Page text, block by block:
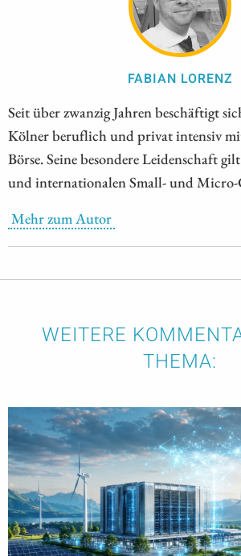
FABIAN LORENZ
Seit über zwanzig Jahren beschäftigt
Kölner beruflich und privat intensiv
Börse. Seine besondere Leidenschaft
und internationalen Small- und Micro-
Mehr zum Autor
WEITERE
THEMA: